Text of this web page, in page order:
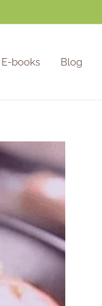
E-books Blog